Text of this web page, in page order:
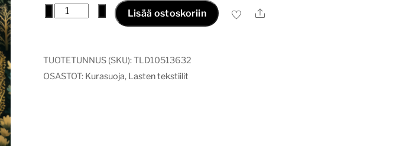
Kurasuoja
Lisää ostoskoriin Ale
TUOTETUNNUS (SKU):TLD10513632
OSASTOT: Kurasuoja, Lasten tekstiilit